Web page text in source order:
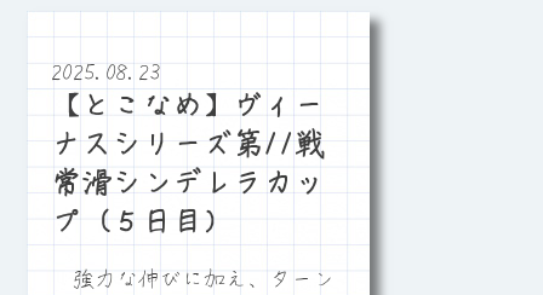
2025.08.23
【とこなめ】ヴィー
ナスシリーズ第11戦
常滑シンデレラカッ
プ（５日目）
強力な伸びに加え、ターン